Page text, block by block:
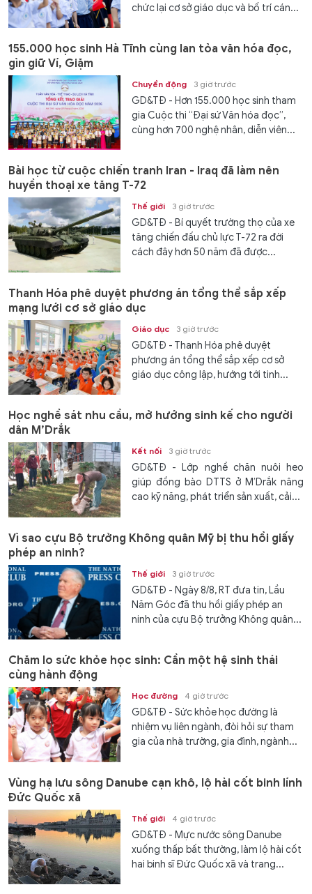
chức lại cơ sở giáo dục và bố trí cán...
155.000 học sinh Hà Tĩnh cùng lan tỏa văn hóa đọc,
gìn giữ Ví, Giặm
Chuyển động 3 giờ trước
GD&TĐ - Hơn 155.000 học sinh tham
gia Cuộc thi “Đại sứ Văn hóa đọc”,
cùng hơn 700 nghệ nhân, diễn viên...
Bài học từ cuộc chiến tranh Iran - Iraq đã làm nên
huyền thoại xe tăng T-72
Thế giới 3 giờ trước
GD&TĐ - Bí quyết trường thọ của xe
tăng chiến đấu chủ lực T-72 ra đời
cách đây hơn 50 năm đã được...
Thanh Hóa phê duyệt phương án tổng thể sắp xếp
mạng lưới cơ sở giáo dục
Giáo dục 3 giờ trước
GD&TĐ - Thanh Hóa phê duyệt
phương án tổng thể sắp xếp cơ sở
giáo dục công lập, hướng tới tinh...
Học nghề sát nhu cầu, mở hướng sinh kế cho người
dân M’Drắk
Kết nối 3 giờ trước
GD&TĐ - Lớp nghề chăn nuôi heo
giúp đồng bào DTTS ở M’Drắk nâng
cao kỹ năng, phát triển sản xuất, cải...
Vì sao cựu Bộ trưởng Không quân Mỹ bị thu hồi giấy
phép an ninh?
Thế giới 3 giờ trước
GD&TĐ - Ngày 8/8, RT đưa tin, Lầu
Năm Góc đã thu hồi giấy phép an
ninh của cựu Bộ trưởng Không quân...
Chăm lo sức khỏe học sinh: Cần một hệ sinh thái
cùng hành động
Học đường 4 giờ trước
GD&TĐ - Sức khỏe học đường là
nhiệm vụ liên ngành, đòi hỏi sự tham
gia của nhà trường, gia đình, ngành...
Vùng hạ lưu sông Danube cạn khô, lộ hài cốt binh lính
Đức Quốc xã
Thế giới 4 giờ trước
GD&TĐ - Mực nước sông Danube
xuống thấp bất thường, làm lộ hài cốt
hai binh sĩ Đức Quốc xã và trang...